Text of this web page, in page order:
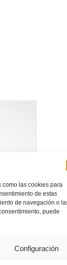
como las cookies para
de estas
de navegación o
puede
Configuración